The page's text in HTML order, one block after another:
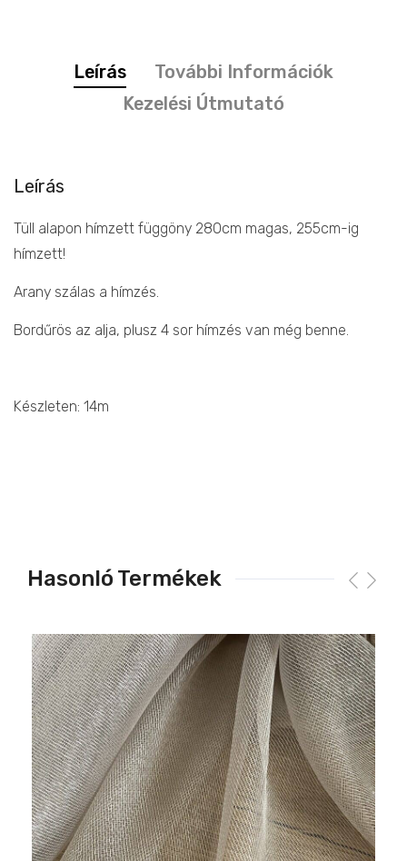
mennyiségLeírás
További Információk
Kezelési Útmutató
Leírás
Tüll alapon hímzett függöny 280cm magas, 255cm-ig
hímzett!
Arany szálas a hímzés.
Bordűrös az alja, plusz 4 sor hímzés van még benne.
Készleten: 14m
Hasonló Termékek